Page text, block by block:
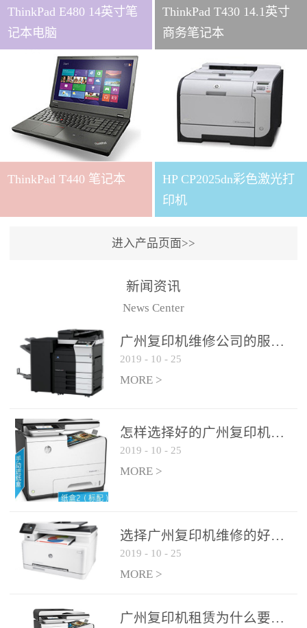
ThinkPad E480 14英寸笔
记本电脑
ThinkPad T430 14.1英寸
商务笔记本
ThinkPad T440 笔记本
HP CP2025dn彩色激光打
印机
进入产品页面>>
新闻资讯
News Center
广州复印机维修公司的服务如何?
2019 - 10 - 25
MORE >
怎样选择好的广州复印机维修公司?
2019 - 10 - 25
MORE >
选择广州复印机维修的好处有哪些?
2019 - 10 - 25
MORE >
广州复印机租赁为什么要选大平台